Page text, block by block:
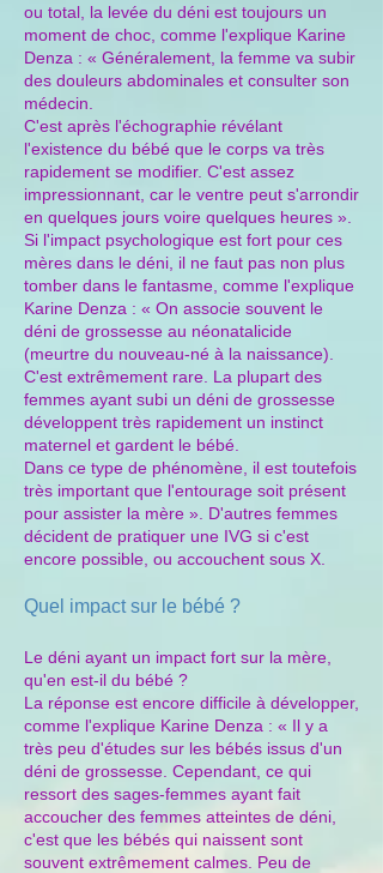
ou total, la levée du déni est toujours un
moment de choc, comme l'explique Karine
Denza : « Généralement, la femme va subir
des douleurs abdominales et consulter son
médecin.
C'est après l'échographie révélant
l'existence du bébé que le corps va très
rapidement se modifier. C'est assez
impressionnant, car le ventre peut s'arrondir
en quelques jours voire quelques heures ».
Si l'impact psychologique est fort pour ces
mères dans le déni, il ne faut pas non plus
tomber dans le fantasme, comme l'explique
Karine Denza : « On associe souvent le
déni de grossesse au néonatalicide
(meurtre du nouveau-né à la naissance).
C'est extrêmement rare. La plupart des
femmes ayant subi un déni de grossesse
développent très rapidement un instinct
maternel et gardent le bébé.
Dans ce type de phénomène, il est toutefois
très important que l'entourage soit présent
pour assister la mère ». D'autres femmes
décident de pratiquer une IVG si c'est
encore possible, ou accouchent sous X.
Quel impact sur le bébé ?
Le déni ayant un impact fort sur la mère,
qu'en est-il du bébé ?
La réponse est encore difficile à développer,
comme l'explique Karine Denza : « Il y a
très peu d'études sur les bébés issus d'un
déni de grossesse. Cependant, ce qui
ressort des sages-femmes ayant fait
accoucher des femmes atteintes de déni,
c'est que les bébés qui naissent sont
souvent extrêmement calmes. Peu de